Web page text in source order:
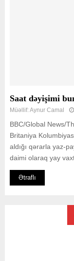
Saat dəyişimi
Müəllif:Aynur Camal
BBC/Global News/
Britaniya
aldığı qərarla yaz-
daimi olaraq yay
Ətraflı